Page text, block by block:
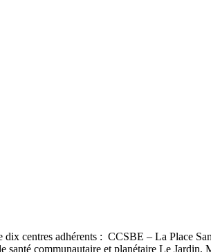
dix centres adhérents : CCSBE – La Place
santé communautaire et planétaire Le Jardin,